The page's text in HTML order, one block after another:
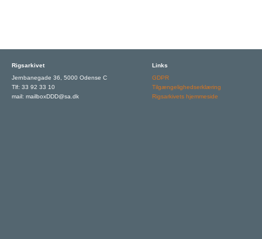
Rigsarkivet
Jernbanegade 36, 5000 Odense C
Tlf: 33 92 33 10
mail: mailboxDDD@sa.dk
Links
GDPR
Tilgængelighedserklæring
Rigsarkivets hjemmeside